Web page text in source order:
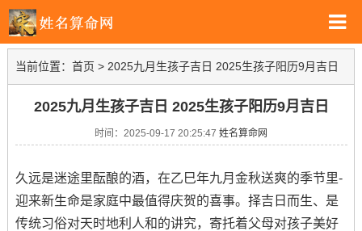
当前位置： 首页 > 2025九月生孩子吉日 2025生孩子阳历9月吉日
2025九月生孩子吉日 2025生孩子阳历9月吉日
时间：2025-09-17 20:25:47 姓名算命网
久远是迷途里酝酿的酒，在乙巳年九月金秋送爽的季节里-
迎来新生命是家庭中最值得庆贺的喜事。择吉日而生、是
传统习俗对天时地利人和的讲究，寄托着父母对孩子美好